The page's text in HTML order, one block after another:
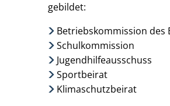
gebildet:
Betriebskommission des
Schulkommission
Jugendhilfeausschuss
Sportbeirat
Klimaschutzbeirat